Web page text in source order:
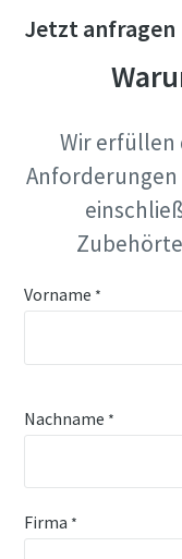
Jetzt anfragen
Wir erfüllen
Vorname *
Nachname *
Firma *